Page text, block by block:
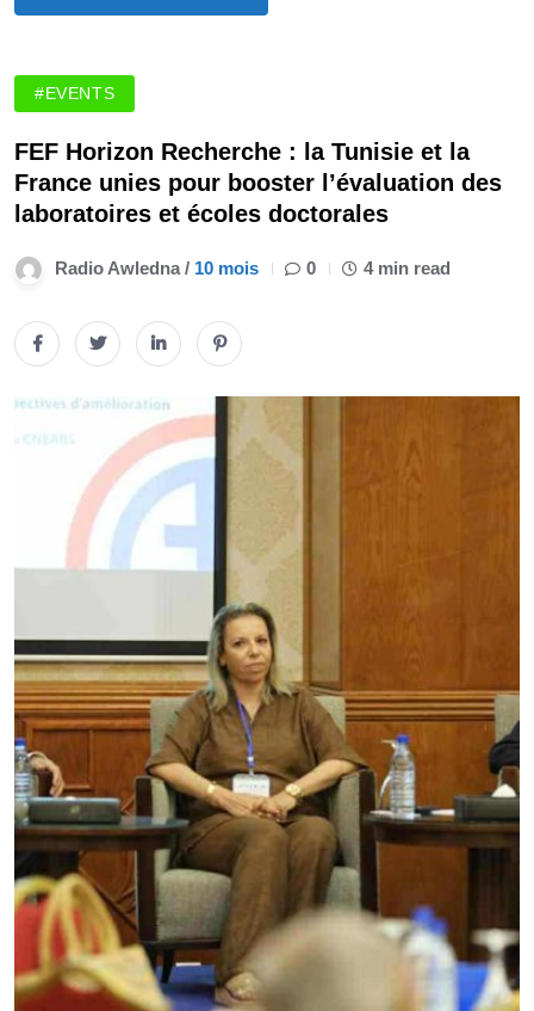
#EVENTS
FEF Horizon Recherche : la Tunisie et la
France unies pour booster l’évaluation des
laboratoires et écoles doctorales
Radio Awledna / 10 mois 0 4 min read